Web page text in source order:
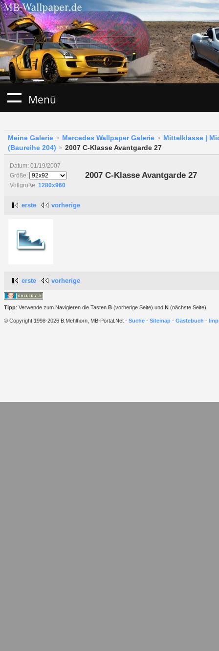
Menü
Meine Galerie Mercedes Wallpaper Galerie
Mittelklasse |
(Baureihe 204)
2007 C-Klasse Avantgarde 27
Datum: 01/19/2007
Größe:
Vollgröße: 1280x960
2007 C-Klasse Avantgarde 27
erste vorherige
erste vorherige
Tipp: Verwende zum Navigieren die Tasten B (vorherige Seite) und N (nächste Seite).
© Copyright 1998-2026 B.Mehlhorn, MB-Portal.Net - Suche - Sitemap - Gästebuch -